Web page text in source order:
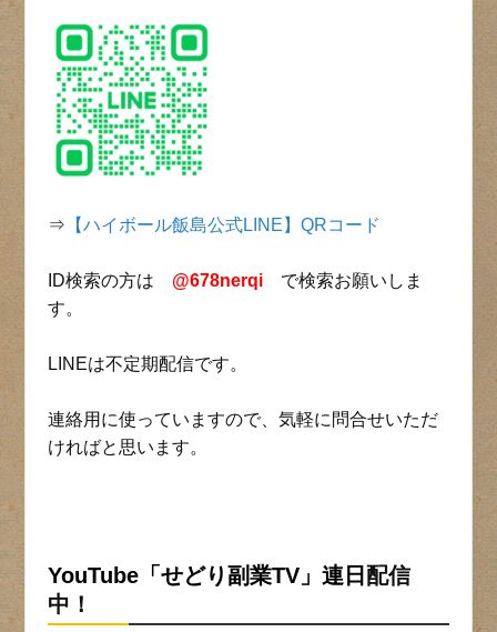
⇒ 【ハイボール飯島公式LINE】QRコード
ID検索の方は @678nerqi
で検索お願いしま
す。
LINEは不定期配信です。
連絡用に使っていますので、気軽に問合せいただ
ければと思います。
YouTube「せどり副業TV」連日配信
中！